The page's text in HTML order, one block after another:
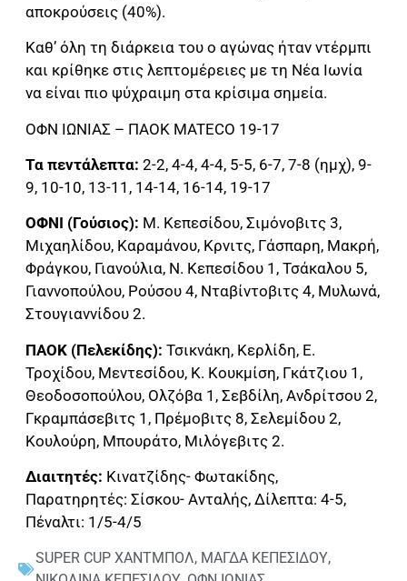
αποκρούσεις (40%).
Καθ’ όλη τη διάρκεια του ο αγώνας ήταν ντέρμπι
και κρίθηκε στις λεπτομέρειες με τη Νέα Ιωνία
να είναι πιο ψύχραιμη στα κρίσιμα σημεία.
ΟΦΝ ΙΩΝΙΑΣ – ΠΑΟΚ MATECO 19-17
Τα πεντάλεπτα: 2-2, 4-4, 4-4, 5-5, 6-7, 7-8 (ημχ), 9-
9, 10-10, 13-11, 14-14, 16-14, 19-17
ΟΦΝΙ (Γούσιος): Μ. Κεπεσίδου, Σιμόνοβιτς 3,
Μιχαηλίδου, Καραμάνου, Κρνιτς, Γάσπαρη, Μακρή,
Φράγκου, Γιανούλια, Ν. Κεπεσίδου 1, Τσάκαλου 5,
Γιαννοπούλου, Ρούσου 4, Νταβίντοβιτς 4, Μυλωνά,
Στουγιαννίδου 2.
ΠΑΟΚ (Πελεκίδης): Τσικνάκη, Κερλίδη, Ε.
Τροχίδου, Μεντεσίδου, Κ. Κουκμίση, Γκάτζιου 1,
Θεοδοσοπούλου, Ολζόβα 1, Σεβδίλη, Ανδρίτσου 2,
Γκραμπάσεβιτς 1, Πρέμοβιτς 8, Σελεμίδου 2,
Κουλούρη, Μπουράτο, Μιλόγεβιτς 2.
Διαιτητές: Κινατζίδης- Φωτακίδης,
Παρατηρητές: Σίσκου- Ανταλής, Δίλεπτα: 4-5,
Πέναλτι: 1/5-4/5
SUPER CUP ΧΑΝΤΜΠΟΛ, ΜΑΓΔΑ ΚΕΠΕΣΙΔΟΥ,